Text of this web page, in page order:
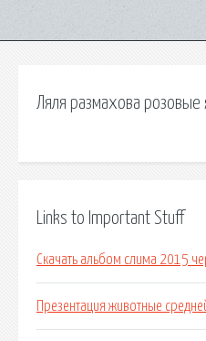
Ляля размахова розовые
Links to Important Stuff
Скачать альбом слима 2015
Презентация животные